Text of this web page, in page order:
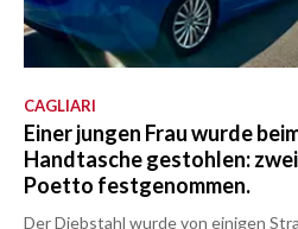
CAGLIARI
Einer jungen Frau wurde
Handtasche gestohlen:
Poetto festgenommen.
Der Diebstahl wurde von einigen